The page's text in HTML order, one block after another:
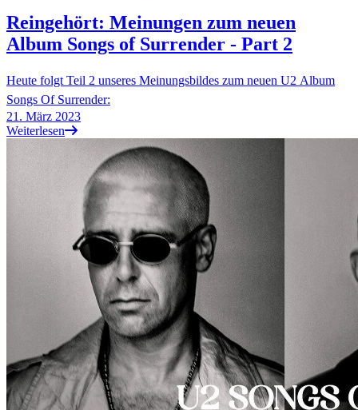
Reingehört: Meinungen zum neuen
Album Songs of Surrender - Part 2
Heute folgt Teil 2 unseres Meinungsbildes zum neuen U2 Album
Songs Of Surrender:
21. März 2023
Weiterlesen